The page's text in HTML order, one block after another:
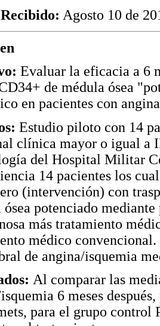
Recibido: Agosto 10 de
Evaluar la eficacia a 6
de médula ósea
en pacientes con
Estudio piloto con 14
clínica mayor o igual a
del Hospital Militar
14 pacientes los
(intervención) con
ósea potenciado
más tratamiento
médico convencional.
de angina/isquemia
Al comparar las
6 meses
para el grupo control